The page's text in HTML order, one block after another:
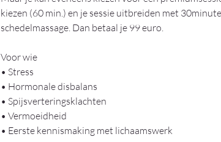
kiezen (60 min.) en je sessie uitbreiden met
schedelmassage. Dan betaal je 99 euro.
Voor wie
• Stress
• Hormonale disbalans
• Spijsverteringsklachten
• Vermoeidheid
• Eerste kennismaking met lichaamswerk